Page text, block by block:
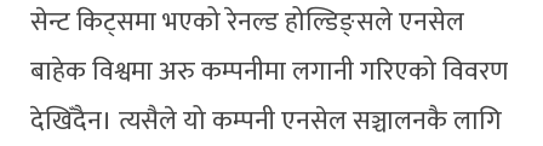
सेन्ट किट्समा भएको रेनल्ड होल्डिङ्सले एनसेल
बाहेक विश्वमा अरु कम्पनीमा लगानी गरिएको विवरण
देखिँदैन। त्यसैले यो कम्पनी एनसेल सञ्चालनकै लागि